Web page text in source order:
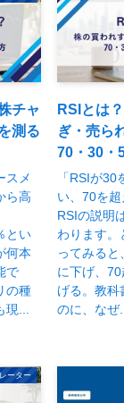
チャ
測る
スメ
ら高
とい
何本
で
の種
現...
RSIとは
ぎ・売ら
70・30・
「RSIが
い、70を超
RSIの説明
わります。
ってみると
に下げ、
げる。教科
のに、なぜ
ーター